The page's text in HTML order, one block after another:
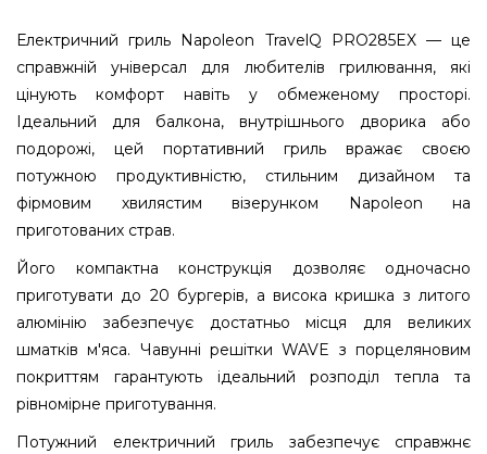
Електричний гриль Napoleon TravelQ PRO285EX — це
справжній універсал для любителів грилювання, які
цінують комфорт навіть у обмеженому просторі.
Ідеальний для балкона, внутрішнього дворика або
подорожі, цей портативний гриль вражає своєю
потужною продуктивністю, стильним дизайном та
фірмовим хвилястим візерунком Napoleon на
приготованих страв.
Його компактна конструкція дозволяє одночасно
приготувати до 20 бургерів, а висока кришка з литого
алюмінію забезпечує достатньо місця для великих
шматків м'яса. Чавунні решітки WAVE з порцеляновим
покриттям гарантують ідеальний розподіл тепла та
рівномірне приготування.
Потужний електричний гриль забезпечує справжнє